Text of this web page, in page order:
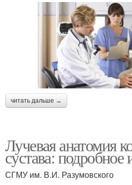
читать дальше →
Лучевая анатомия
сустава: подробное
СГМУ им. В.И. Разумовского